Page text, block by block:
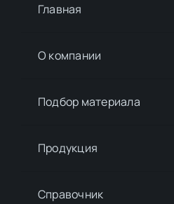
Главная
О компании
Подбор материалa
Продукция
Справочник